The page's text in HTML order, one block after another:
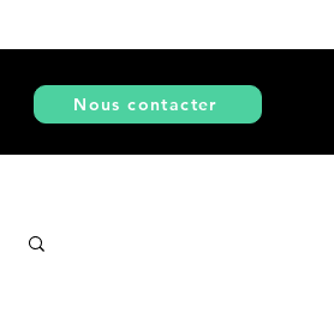
Nous contacter